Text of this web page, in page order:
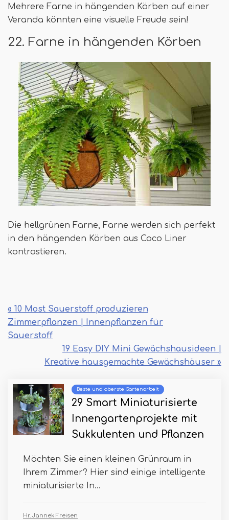
Mehrere Farne in hängenden Körben auf einer
Veranda könnten eine visuelle Freude sein!
22. Farne in hängenden Körben
Die hellgrünen Farne, Farne werden sich perfekt
in den hängenden Körben aus Coco Liner
kontrastieren.
« 10 Most Sauerstoff produzieren
Zimmerpflanzen | Innenpflanzen für
Sauerstoff
19 Easy DIY Mini Gewächshausideen |
Kreative hausgemachte Gewächshäuser »
Beste und oberste Gartenarbeit
29 Smart Miniaturisierte
Innengartenprojekte mit
Sukkulenten und Pflanzen
Möchten Sie einen kleinen Grünraum in
Ihrem Zimmer? Hier sind einige intelligente
miniaturisierte In...
Hr. Jannek Freisen